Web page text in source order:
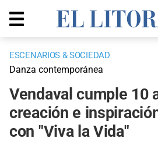
ESCENARIOS & SOCIEDAD
Danza contemporánea
Vendaval cumple 10
creación e
con "Viva la Vida"